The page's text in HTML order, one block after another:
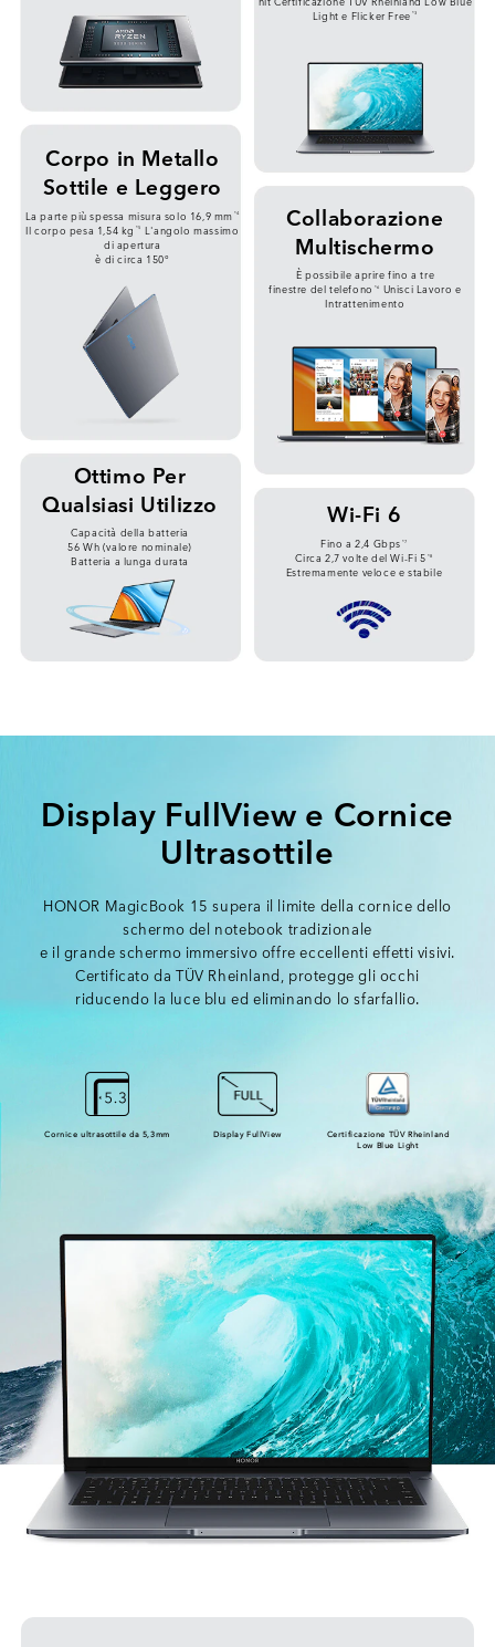
Light e Flicker Free *3
Corpo in Metallo
Sottile e Leggero
La parte più spessa misura solo 16,9 mm *4
Il corpo pesa 1,54 kg *5
L'angolo massimo
di apertura
è di circa 150°
Collaborazione
Multischermo
È possibile aprire fino a tre
finestre del telefono *6 Unisci Lavoroe
Intrattenimento
Ottimo Per
Qualsiasi Utilizzo
Capacità della batteria
56 Wh (valore nominale)
Batteria a lunga durata
Wi-Fi 6
Fino a 2,4 Gbps *7
Circa 2,7 volte del Wi-Fi 5 *8
Estremamente veloce e stabile
Display FullView e Cornice
Ultrasottile
HONOR MagicBook 15 supera il limite della cornice dello
schermo del notebook tradizionale
e il grande schermo immersivo offre eccellenti effetti visivi.
Certificato da TÜV Rheinland, protegge gli occhi
riducendo la luce blu ed eliminando lo sfarfallio.
Cornice ultrasottile da 5,3mm Display FullView
Certificazione TÜV Rheinland
Low Blue Light